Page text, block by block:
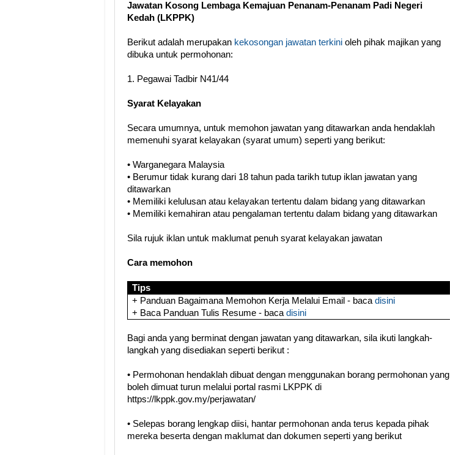
Jawatan Kosong Lembaga Kemajuan Penanam-Penanam Padi Negeri
Kedah (LKPPK)
Berikut adalah merupakan kekosongan jawatan terkini oleh pihak majikan yang
dibuka untuk permohonan:
1. Pegawai Tadbir N41/44
Syarat Kelayakan
Secara umumnya, untuk memohon jawatan yang ditawarkan anda hendaklah
memenuhi syarat kelayakan (syarat umum) seperti yang berikut:
• Warganegara Malaysia
• Berumur tidak kurang dari 18 tahun pada tarikh tutup iklan jawatan yang
ditawarkan
• Memiliki kelulusan atau kelayakan tertentu dalam bidang yang ditawarkan
• Memiliki kemahiran atau pengalaman tertentu dalam bidang yang ditawarkan
Sila rujuk iklan untuk maklumat penuh syarat kelayakan jawatan
Cara memohon
Tips
+ Panduan Bagaimana Memohon Kerja Melalui Email - bacadisini
+ Baca Panduan Tulis Resume - bacadisini
Bagi anda yang berminat dengan jawatan yang ditawarkan, sila ikuti langkah-
langkah yang disediakan seperti berikut :
• Permohonan hendaklah dibuat dengan menggunakan borang permohonan yang
boleh dimuat turun melalui portal rasmi LKPPK di
https://lkppk.gov.my/perjawatan/
• Selepas borang lengkap diisi, hantar permohonan anda terus kepada pihak
mereka beserta dengan maklumat dan dokumen seperti yang berikut